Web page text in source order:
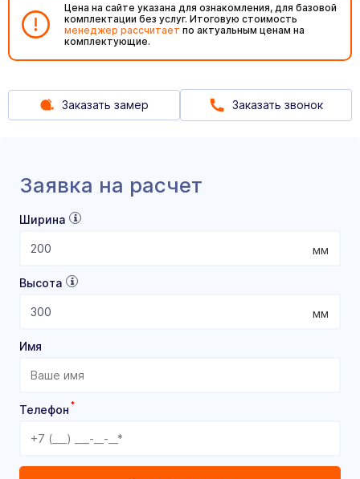
Цена на сайте указана для ознакомления, для базовой
комплектации без услуг. Итоговую стоимость
менеджер рассчитает по актуальным ценам на
комплектующие.
Заказать замер Заказать звонок
Заявка на расчет
Ширина
мм
Высота
мм
Имя
Телефон *